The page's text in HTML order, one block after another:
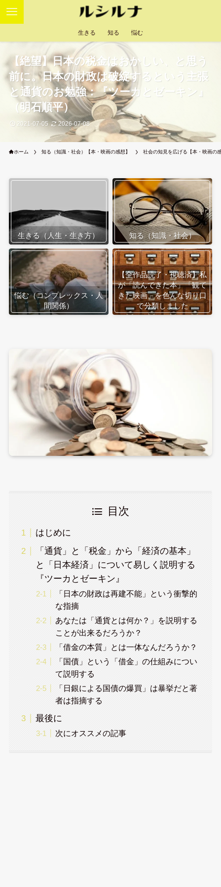
生きる 知る 悩む
【絶望】日本の税金はおかしい、と思う
前に。日本の財政は破綻するという主張
と通貨のお勉強：『ツーカとゼーキン』
（明石順平）
2021-07-05 2026-07-08
ホーム 知る（知識・社会）【本・映画の感想】 社会の知見を広げる【本・映画の
生きる（人生・生き方） 知る（知識・社会）
悩む（コンプレックス・人
間関係）
【全作品読了・視聴済】私
が「読んできた本」「観て
きた映画」を色んな切り口
で分類しました
目次
はじめに
「通貨」と「税金」から「経済の基本」
と「日本経済」について易しく説明する
『ツーカとゼーキン』
「日本の財政は再建不能」という衝撃的
な指摘
あなたは「通貨とは何か？」を説明する
ことが出来るだろうか？
「借金の本質」とは一体なんだろうか？
「国債」という「借金」の仕組みについ
て説明する
「日銀による国債の爆買」は暴挙だと著
者は指摘する
最後に
次にオススメの記事